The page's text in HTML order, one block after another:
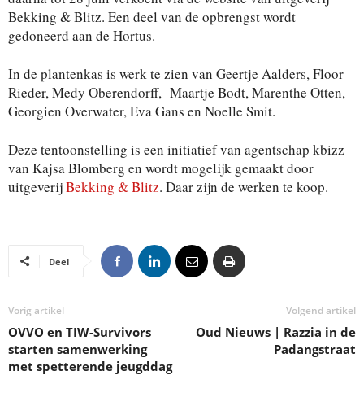
Bekking & Blitz. Een deel van de opbrengst wordt
gedoneerd aan de Hortus.
In de plantenkas is werk te zien van Geertje Aalders, Floor
Rieder, Medy Oberendorff, Maartje Bodt, Marenthe Otten,
Georgien Overwater, Eva Gans en Noelle Smit.
Deze tentoonstelling is een initiatief van agentschap kbizz
van Kajsa Blomberg en wordt mogelijk gemaakt door
uitgeverijBekking & Blitz. Daar zijn de werken te koop.
Deel
Vorig artikel
OVVO en TIW-Survivors
starten samenwerking
met spetterende jeugddag
Volgend artikel
Oud Nieuws | Razzia in de
Padangstraat